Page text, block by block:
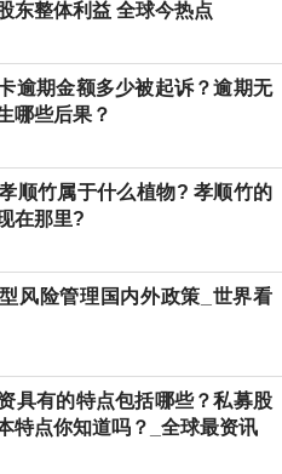
东整体利益 全球今热点
逾期金额多少被起诉？逾期无
哪些后果？
顺竹属于什么植物? 孝顺竹的
在那里?
风险管理国内外政策_世界看
具有的特点包括哪些？私募股
特点你知道吗？_全球最资讯